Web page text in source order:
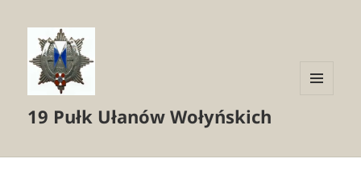
19 Pułk Ułanów Wołyńskich